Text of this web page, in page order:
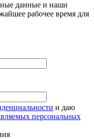
данные и наши
рабочее время для
и даю
персональных